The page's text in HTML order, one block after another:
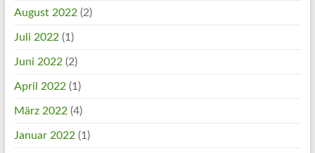
August 2022(2)
Juli 2022(1)
Juni 2022(2)
April 2022(1)
März 2022(4)
Januar 2022(1)